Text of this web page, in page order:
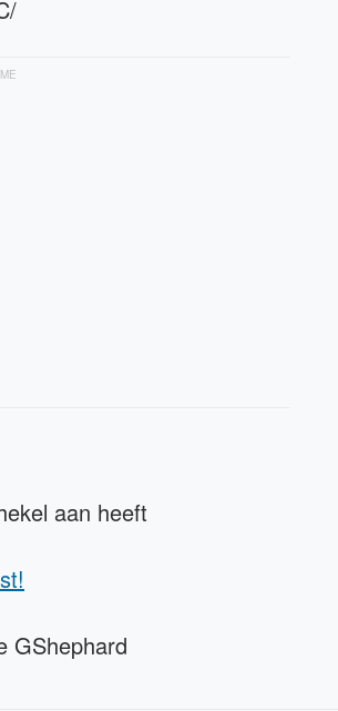
aan heeft
GShephard